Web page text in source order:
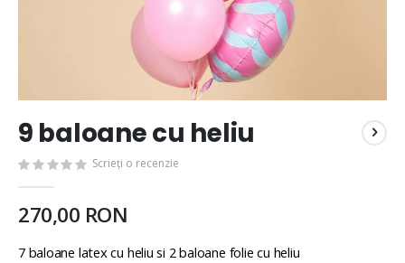
9 baloane cu heliu
Scrieți o recenzie
270,00 RON
7 baloane latex cu heliu si 2 baloane folie cu heliu